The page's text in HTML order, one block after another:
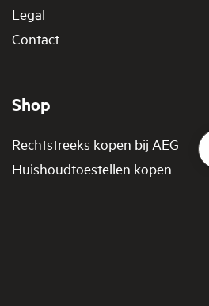
Legal
Contact
Shop
Rechtstreeks kopen bij AEG
Huishoudtoestellen kopen